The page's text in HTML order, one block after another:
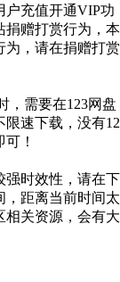
户充值开通VIP功
捐赠打赏行为，本
为，请在捐赠打赏
，需要在123网盘
速下载，没有
！
强时效性，请在下
，距离当前时间太
相关资源，会有大